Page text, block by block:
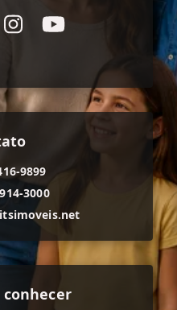
9899
3000